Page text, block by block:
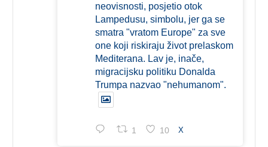
neovisnosti, posjetio otok
Lampedusu, simbolu, jer ga se
smatra "vratom Europe" za sve
one koji riskiraju život prelaskom
Mediterana. Lav je, inače,
migracijsku politiku Donalda
Trumpa nazvao "nehumanom".
1 10 X